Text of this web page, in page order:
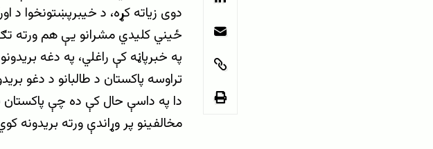
دوی زیاته کړه، د خیبرپښتونخوا د
ځيني کلیدي مشرانو یې هم ورته
په خبرپاڼه کې راغلي، په دغه
تراوسه پاکستان د طالبانو د دغو
دا په داسې حال کې ده چې پاکستان
مخالفینو پر وړاندې ورته بریدونه